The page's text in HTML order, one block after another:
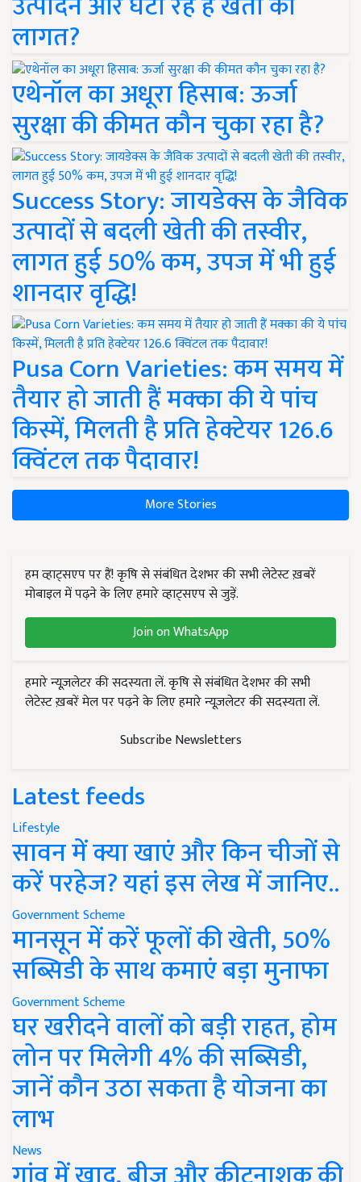
लागत?
एथेनॉल का अधूरा हिसाब: ऊर्जा
सुरक्षा की कीमत कौन चुका रहा है?
Success Story: जायडेक्स के जैविक
उत्पादों से बदली खेती की तस्वीर,
लागत हुई 50% कम, उपज में भी हुई
शानदार वृद्धि!
Pusa Corn Varieties: कम समय में
तैयार हो जाती हैं मक्का की ये पांच
किस्में, मिलती है प्रति हेक्टेयर 126.6
क्विंटल तक पैदावार!
More Stories
हम व्हाट्सएप पर हैं! कृषि से संबंधित देशभर की सभी लेटेस्ट ख़बरें
मोबाइल में पढ़ने के लिए हमारे व्हाट्सएप से जुड़ें.
Join on WhatsApp
हमारे न्यूज़लेटर की सदस्यता लें. कृषि से संबंधित देशभर की सभी
लेटेस्ट ख़बरें मेल पर पढ़ने के लिए हमारे न्यूज़लेटर की सदस्यता लें.
Subscribe Newsletters
Latest feeds
Lifestyle
सावन में क्या खाएं और किन चीजों से
करें परहेज? यहां इस लेख में जानिए..
Government Scheme
मानसून में करें फूलों की खेती, 50%
सब्सिडी के साथ कमाएं बड़ा मुनाफा
Government Scheme
घर खरीदने वालों को बड़ी राहत, होम
लोन पर मिलेगी 4% की सब्सिडी,
जानें कौन उठा सकता है योजना का
लाभ
News